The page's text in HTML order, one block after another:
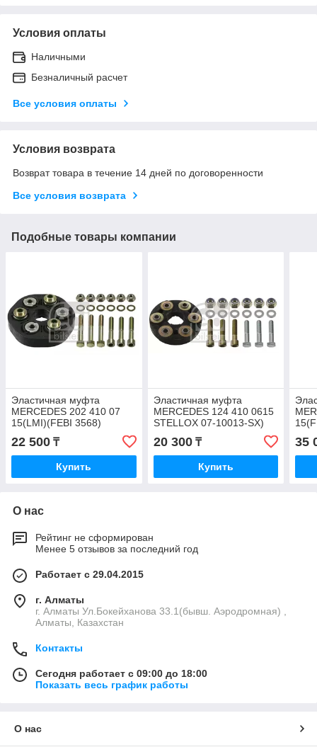
Условия оплаты
Наличными
Безналичный расчет
Все условия оплаты
Условия возврата
Возврат товара в течение 14 дней по договоренности
Все условия возврата
Подобные товары компании
Эластичная муфта
MERCEDES 202 410 07
15(LMI)(FEBI 3568)
22 500 ₸
Купить
Эластичная муфта
MERCEDES 124 410 0615
STELLOX 07-10013-SX)
(FEBI 1975)
20 300₸
Купить
35
О нас
Рейтинг не сформирован
Менее 5 отзывов за последний год
Работает с 29.04.2015
г. Алматы
г. Алматы Ул.Бокейханова 33.1(бывш. Аэродромная) ,
Алматы, Казахстан
Контакты
Сегодня работает с 09:00 до 18:00
Показать весь график работы
О нас